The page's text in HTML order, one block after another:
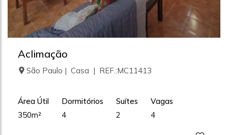
Aclimação
São Paulo | Casa | REF.:MC11413
Área Útil
350m²
Dormitórios
4
Suítes
2
Vagas
4